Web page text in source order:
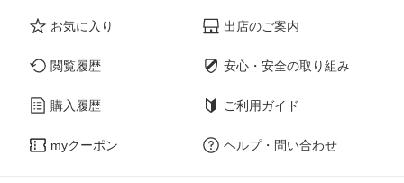
お気に入り
閲覧履歴
購入履歴
myクーポン
出店のご案内
安心・安全の取り組み
ご利用ガイド
ヘルプ・問い合わせ